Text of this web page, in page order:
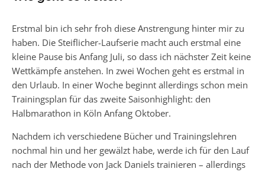
Erstmal bin ich sehr froh diese Anstrengung hinter mir zu
haben. Die Steiflicher-Laufserie macht auch erstmal eine
kleine Pause bis Anfang Juli, so dass ich nächster Zeit keine
Wettkämpfe anstehen. In zwei Wochen geht es erstmal in
den Urlaub. In einer Woche beginnt allerdings schon mein
Trainingsplan für das zweite Saisonhighlight: den
Halbmarathon in Köln Anfang Oktober.
Nachdem ich verschiedene Bücher und Trainingslehren
nochmal hin und her gewälzt habe, werde ich für den Lauf
nach der Methode von Jack Daniels trainieren – allerdings